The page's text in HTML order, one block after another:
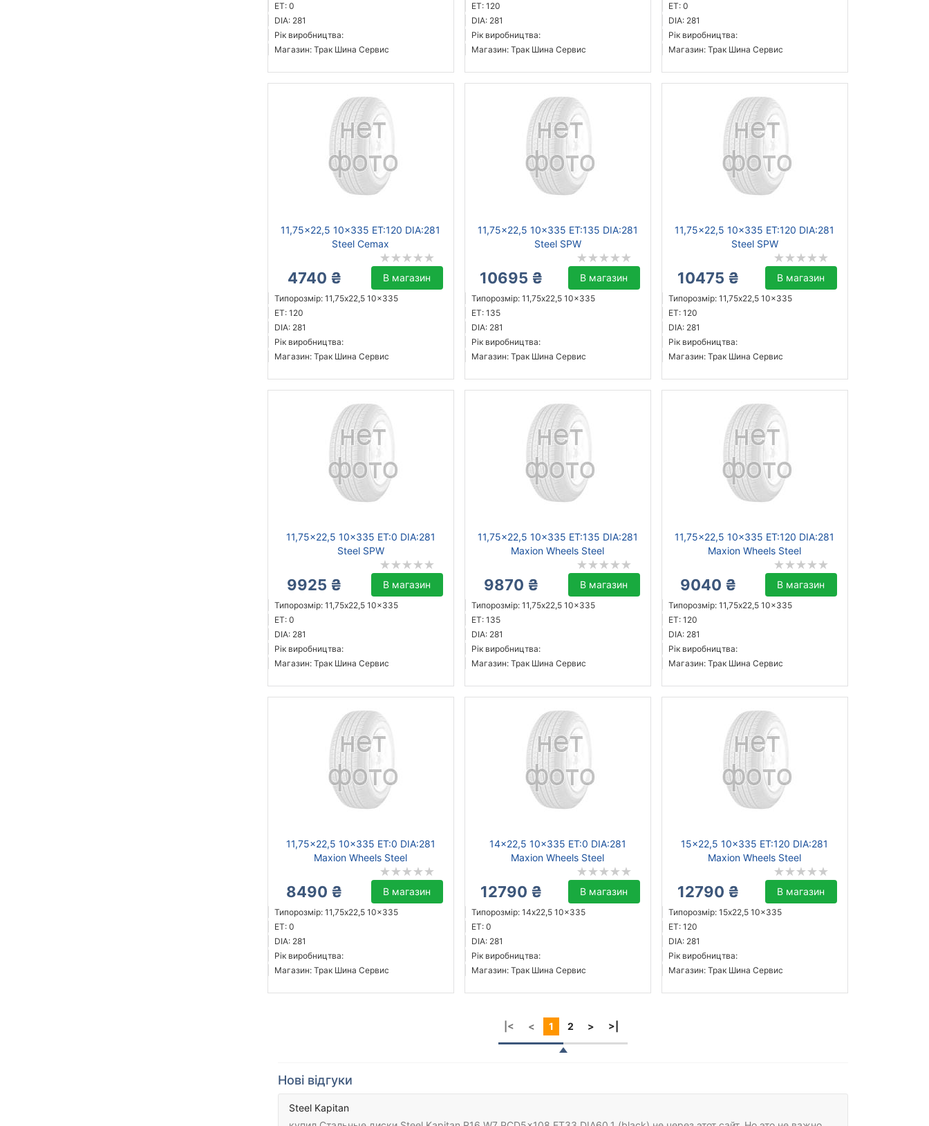
ET: 0
DIA: 281
Рік виробництва:
Магазин: Трак Шина Сервис
ET: 120
DIA: 281
Рік виробництва:
Магазин: Трак Шина Сервис
ET: 0
DIA: 281
Рік виробництва:
Магазин: Трак Шина Сервис
11,75x22,5 10x335 ET:120 DIA:281
Steel Cemax
4740 ₴ В магазин
Типорозмір: 11,75x22,5 10x335
ET: 120
DIA: 281
Рік виробництва:
Магазин: Трак Шина Сервис
11,75x22,5 10x335 ET:135 DIA:281
Steel SPW
10695 ₴ В магазин
Типорозмір: 11,75x22,5 10x335
ET: 135
DIA: 281
Рік виробництва:
Магазин: Трак Шина Сервис
11,75x22,5 10x335 ET:120 DIA:281
Steel SPW
10475 ₴ В магазин
Типорозмір: 11,75x22,5 10x335
ET: 120
DIA: 281
Рік виробництва:
Магазин: Трак Шина Сервис
11,75x22,5 10x335 ET:0 DIA:281
Steel SPW
9925 ₴ В магазин
Типорозмір: 11,75x22,5 10x335
ET: 0
DIA: 281
Рік виробництва:
Магазин: Трак Шина Сервис
11,75x22,5 10x335 ET:135 DIA:281
Maxion Wheels Steel
9870 ₴ В магазин
Типорозмір: 11,75x22,5 10x335
ET: 135
DIA: 281
Рік виробництва:
Магазин: Трак Шина Сервис
11,75x22,5 10x335 ET:120 DIA:281
Maxion Wheels Steel
9040 ₴ В магазин
Типорозмір: 11,75x22,5 10x335
ET: 120
DIA: 281
Рік виробництва:
Магазин: Трак Шина Сервис
11,75x22,5 10x335 ET:0 DIA:281
Maxion Wheels Steel
8490 ₴ В магазин
Типорозмір: 11,75x22,5 10x335
ET: 0
DIA: 281
Рік виробництва:
Магазин: Трак Шина Сервис
14x22,5 10x335 ET:0 DIA:281
Maxion Wheels Steel
12790 ₴ В магазин
Типорозмір: 14x22,5 10x335
ET: 0
DIA: 281
Рік виробництва:
Магазин: Трак Шина Сервис
15x22,5 10x335 ET:120 DIA:281
Maxion Wheels Steel
12790 ₴ В магазин
Типорозмір: 15x22,5 10x335
ET: 120
DIA: 281
Рік виробництва:
Магазин: Трак Шина Сервис
|< < 1 2 > >|
Нові відгуки
Steel Kapitan